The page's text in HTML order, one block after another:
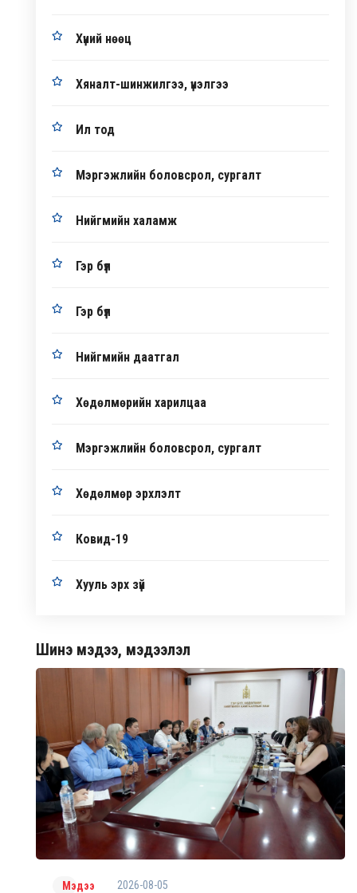
Хүний нөөц
Хяналт-шинжилгээ, үнэлгээ
Ил тод
Мэргэжлийн боловсрол, сургалт
Нийгмийн халамж
Гэр бүл
Гэр бүл
Нийгмийн даатгал
Хөдөлмөрийн харилцаа
Мэргэжлийн боловсрол, сургалт
Хөдөлмөр эрхлэлт
Ковид-19
Хууль эрх зүй
Шинэ мэдээ, мэдээлэл
Мэдээ 2026-08-05